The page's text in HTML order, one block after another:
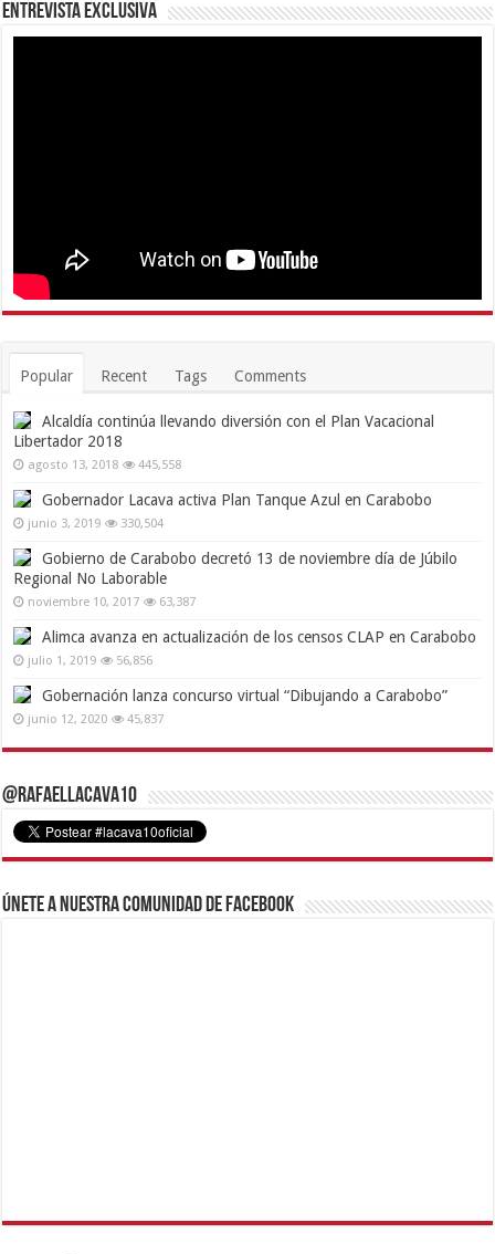
Entrevista Exclusiva
Popular Recent Tags Comments
Alcaldía continúa llevando diversión con el Plan Vacacional
Libertador 2018
agosto 13, 2018 445,558
Gobernador Lacava activa Plan Tanque Azul en Carabobo
junio 3, 2019 330,504
Gobierno de Carabobo decretó 13 de noviembre día de Júbilo
Regional No Laborable
noviembre 10, 2017 63,387
Alimca avanza en actualización de los censos CLAP en Carabobo
julio 1, 2019 56,856
Gobernación lanza concurso virtual “Dibujando a Carabobo”
junio 12, 2020 45,837
@RafaelLacava10
Únete a nuestra comunidad de Facebook